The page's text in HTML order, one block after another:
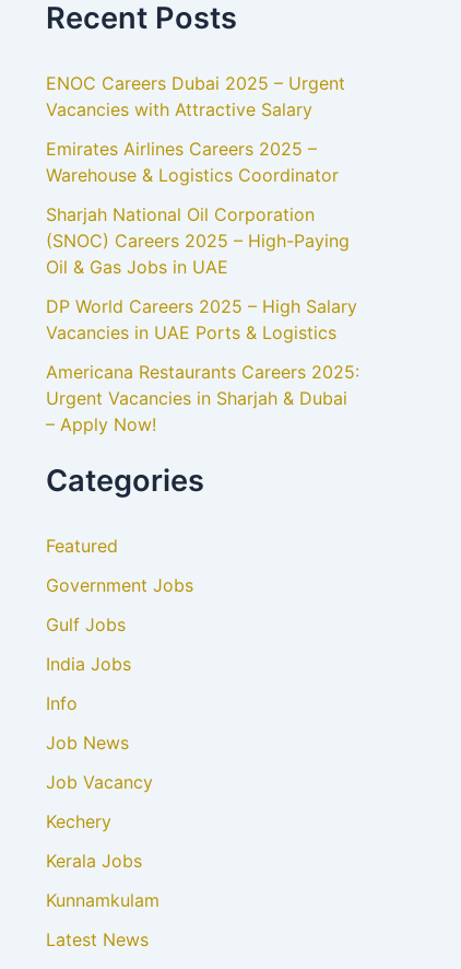
Recent Posts
ENOC Careers Dubai 2025 – Urgent
Vacancies with Attractive Salary
Emirates Airlines Careers 2025 –
Warehouse & Logistics Coordinator
Sharjah National Oil Corporation
(SNOC) Careers 2025 – High-Paying
Oil & Gas Jobs in UAE
DP World Careers 2025 – High Salary
Vacancies in UAE Ports & Logistics
Americana Restaurants Careers 2025:
Urgent Vacancies in Sharjah & Dubai
– Apply Now!
Categories
Featured
Government Jobs
Gulf Jobs
India Jobs
Info
Job News
Job Vacancy
Kechery
Kerala Jobs
Kunnamkulam
Latest News